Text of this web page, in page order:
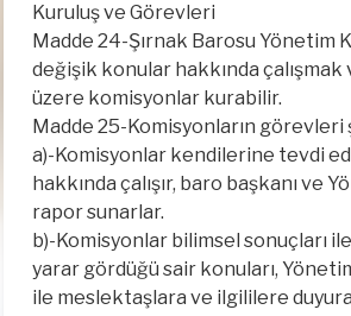
Kuruluş ve Görevleri
Madde 24-Şırnak Barosu Yönetim
değişik konular hakkında
üzere komisyonlar kurabilir.
Madde 25-Komisyonların görevleri
a)-Komisyonlar kendilerine tevdi
hakkında çalışır, baro başkanı ve
rapor sunarlar.
b)-Komisyonlar bilimsel sonuçları
yarar gördüğü sair konuları,
ile meslektaşlara ve ilgililere